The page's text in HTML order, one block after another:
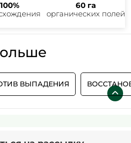
60 га
органических полей
ВЫПАДЕНИЯ